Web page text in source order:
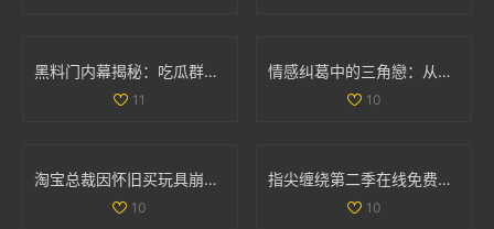
黑料门内幕揭秘：吃瓜群众们的最新爆料大曝光
11
情感纠葛中的三角戀：从原配到新妾的心路历程
10
淘宝总裁因怀旧买玩具崩溃哭泣引发热议
10
指尖缠绕第二季在线免费观看，感受爱情与命运的交织
10